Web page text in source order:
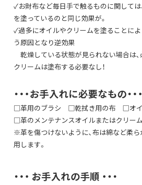
✓お財布など毎日手で触るものに関しては
を塗っているのと同じ効果が。
✓過多にオイルやクリームを塗ることに
う原因となり逆効果
乾燥している状態が見られない場合は、
クリームは塗布する必要なし！
・・・お手入れに必要なもの・・・
□革用のブラシ □乾拭き用の布 □オイ
□革のメンテナンスオイルまたはクリーム
※革を傷つけないように、布は綿など柔
用します。
・・・ お手入れの手順 ・・・